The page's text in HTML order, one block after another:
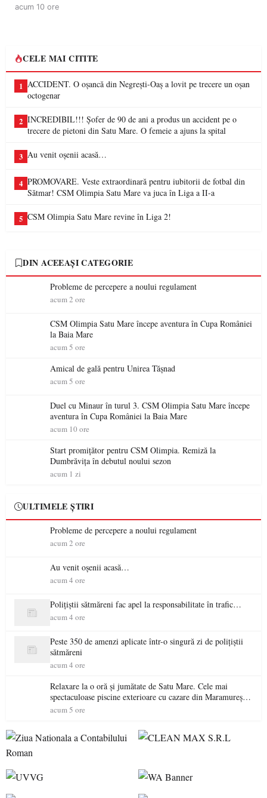
acum 10 ore
CELE MAI CITITE
1 ACCIDENT. O oșancă din Negrești-Oaș a lovit pe trecere un oșan
octogenar
2 INCREDIBIL!!! Șofer de 90 de ani a produs un accident pe o
trecere de pietoni din Satu Mare. O femeie a ajuns la spital
3 Au venit oșenii acasă…
4 PROMOVARE. Veste extraordinară pentru iubitorii de fotbal din
Sătmar! CSM Olimpia Satu Mare va juca în Liga a II-a
5 CSM Olimpia Satu Mare revine în Liga 2!
DIN ACEEAȘI CATEGORIE
Probleme de percepere a noului regulament
acum 2 ore
CSM Olimpia Satu Mare începe aventura în Cupa României
la Baia Mare
acum 5 ore
Amical de gală pentru Unirea Tășnad
acum 5 ore
Duel cu Minaur în turul 3. CSM Olimpia Satu Mare începe
aventura în Cupa României la Baia Mare
acum 10 ore
Start promițător pentru CSM Olimpia. Remiză la
Dumbrăvița în debutul noului sezon
acum 1 zi
ULTIMELE ȘTIRI
Probleme de percepere a noului regulament
acum 2 ore
Au venit oșenii acasă…
acum 4 ore
Polițiștii sătmăreni fac apel la responsabilitate în trafic…
acum 4 ore
Peste 350 de amenzi aplicate într-o singură zi de polițiștii
sătmăreni
acum 4 ore
Relaxare la o oră și jumătate de Satu Mare. Cele mai
spectaculoase piscine exterioare cu cazare din Maramureș,
ideale pentru o escapadă de vară
acum 5 ore